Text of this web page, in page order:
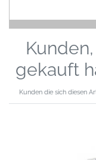
gekauft
Kunden die sich diesen